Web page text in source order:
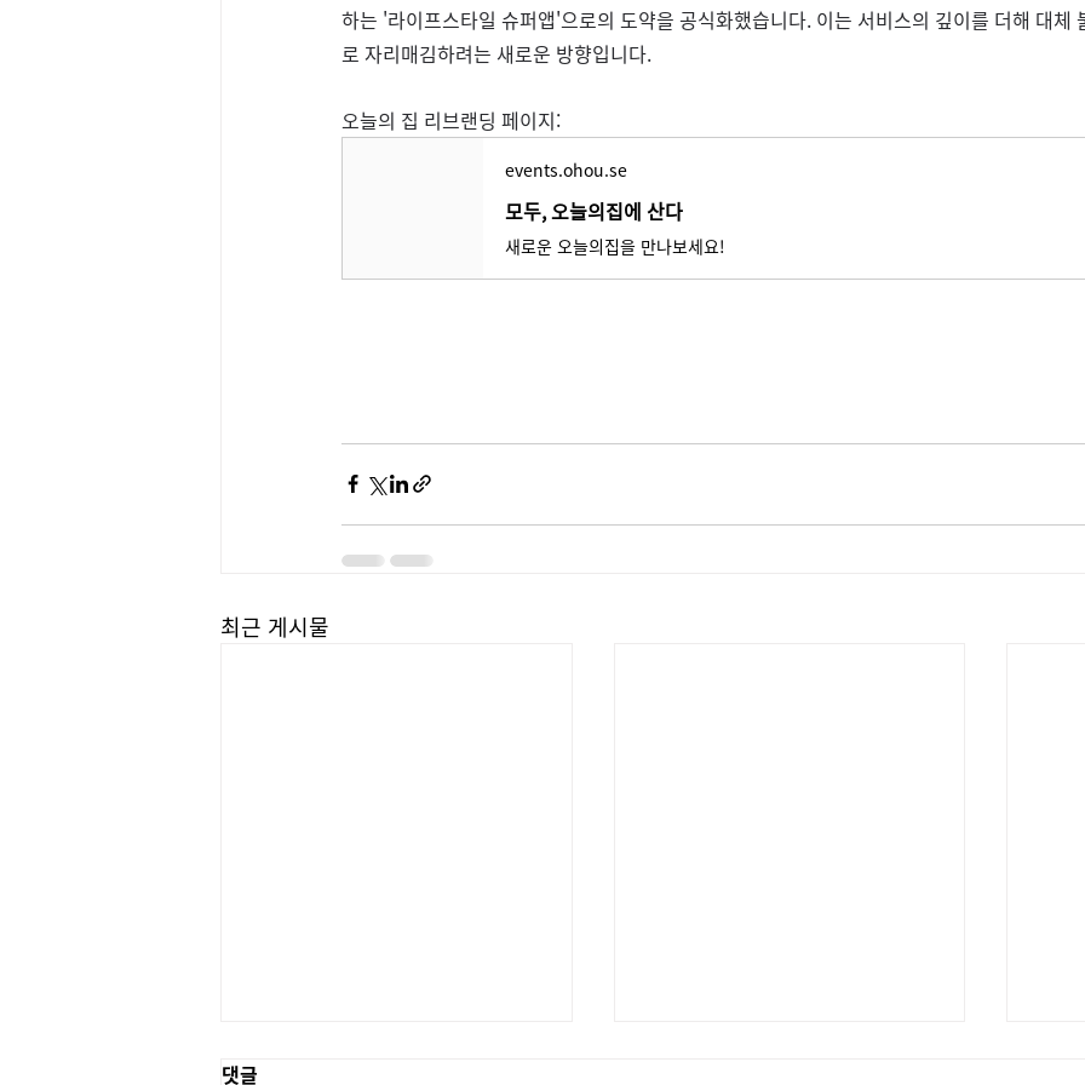
하는 '라이프스타일 슈퍼앱'으로의 도약을 공식화했습니다. 이는 서비스의 깊이를 더해 대체
로 자리매김하려는 새로운 방향입니다.
오늘의 집 리브랜딩 페이지:​
events.ohou.se
모두, 오늘의집에 산다
새로운 오늘의집을 만나보세요!
최근 게시물
댓글